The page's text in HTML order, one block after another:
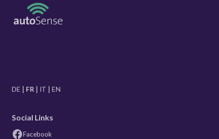
DE FR IT EN
Social Links
Facebook